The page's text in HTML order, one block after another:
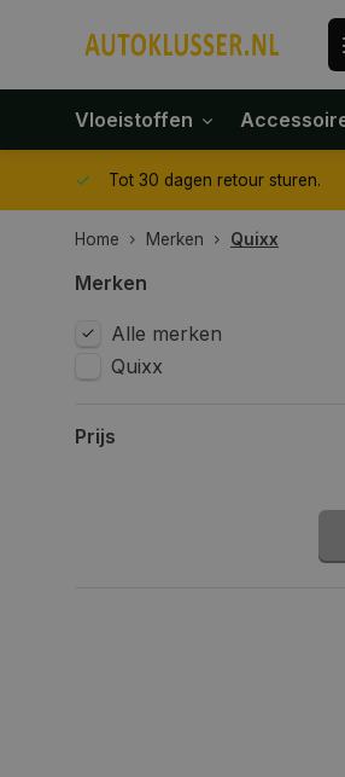
Vloeistoffen
Tot 30 dagen retour sturen.
Home Merken Quixx
Merken
Alle merken
Quixx
Prijs